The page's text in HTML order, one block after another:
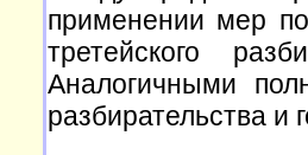
применении мер
третейского
Аналогичными
разбирательства и